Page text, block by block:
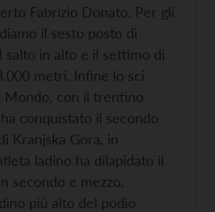
Fabrizio Donato. Per gli
il sesto posto di
salto in alto e il settimo di
metri. Infine lo sci
Mondo, con il trentino
conquistato il secondo
Kranjska Gora, in
ladino ha dilapidato il
secondo e mezzo,
più alto del podio